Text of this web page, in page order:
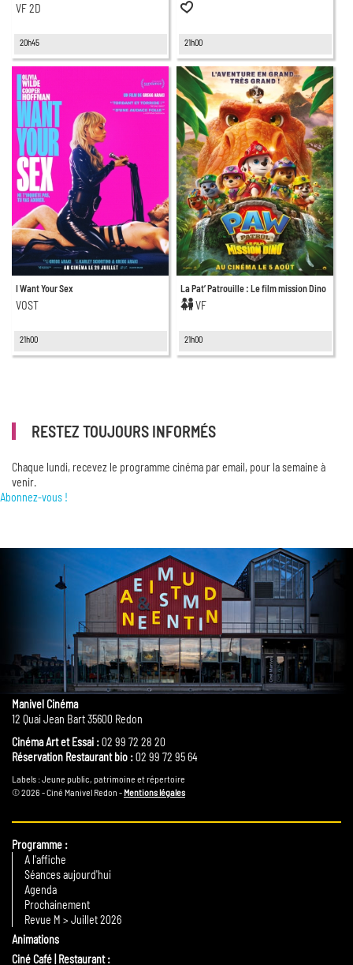
VF 2D
20h45 21h00
I Want Your Sex
VOST
21h00
La Pat’ Patrouille : Le film mission Dino
VF
21h00
RESTEZ TOUJOURS INFORMÉS
Chaque lundi, recevez le programme cinéma par email, pour la semaine à
venir.
Abonnez-vous !
Manivel Cinéma
12 Quai Jean Bart 35600 Redon
Cinéma Art et Essai :02 99 72 28 20
Réservation Restaurant bio :02 99 72 95 64
Labels : Jeune public, patrimoine et répertoire
© 2026 - Ciné Manivel Redon - Mentions légales
Programme
A l'affiche
Séances aujourd'hui
Agenda
Prochainement
Revue M > Juillet 2026
Animations
Ciné Café | Restaurant